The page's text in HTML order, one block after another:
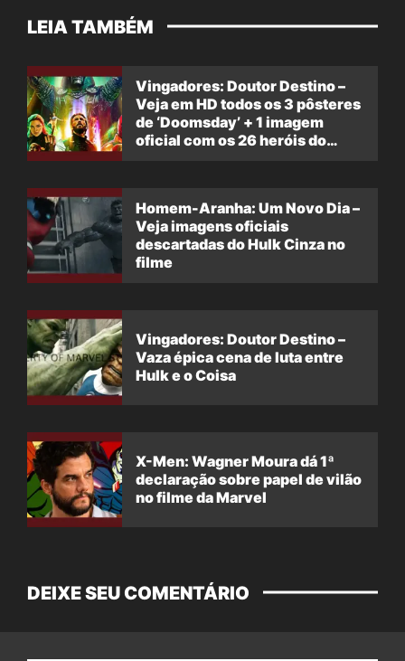
LEIA TAMBÉM
Vingadores: Doutor Destino –
Veja em HD todos os 3 pôsteres
de ‘Doomsday’ + 1 imagem
oficial com os 26 heróis do
Homem-Aranha: Um Novo Dia –
Veja imagens oficiais
descartadas do Hulk Cinza no
filme
Vingadores: Doutor Destino –
Vaza épica cena de luta entre
Hulk e o Coisa
X-Men: Wagner Moura dá 1ª
declaração sobre papel de vilão
no filme da Marvel
DEIXE SEU COMENTÁRIO